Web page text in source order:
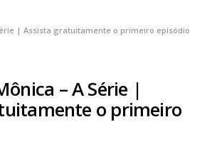
| Assista gratuitamente o primeiro episódio
– A Série |
o primeiro